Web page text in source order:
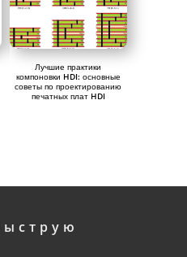
Лучшие практики
компоновки HDI: основные
советы по проектированию
печатных плат HDI